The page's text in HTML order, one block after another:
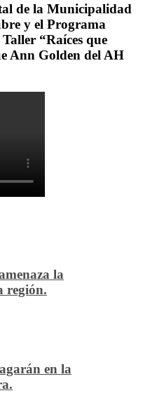
de la Municipalidad
y el Programa
“Raíces que
Ann Golden del AH
la
región.
en la